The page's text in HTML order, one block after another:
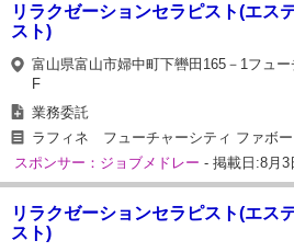
リラクゼーションセラピスト(エス
スト)
富山県富山市婦中町下轡田165－1フュ
F
業務委託
ラフィネ フューチャーシティ ファボ
スポンサー：ジョブメドレー - 掲載日:8月3
リラクゼーションセラピスト(エス
スト)